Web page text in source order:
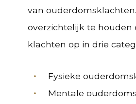
van
overzichtelijk te houden
klachten op in drie
Fysieke
Mentale